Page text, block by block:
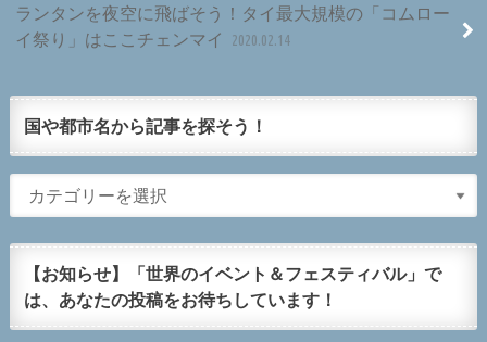
ランタンを夜空に飛ばそう！タイ最大規模の「コムロー
イ祭り」はここチェンマイ
2020.02.14
国や都市名から記事を探そう！
【お知らせ】「世界のイベント＆フェスティバル」で
は、あなたの投稿をお待ちしています！